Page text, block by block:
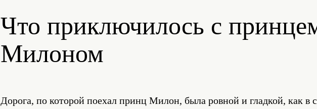
Что приключилось с
Милоном
Дорога, по которой поехал принц Милон, была ровной и гладкой, как в